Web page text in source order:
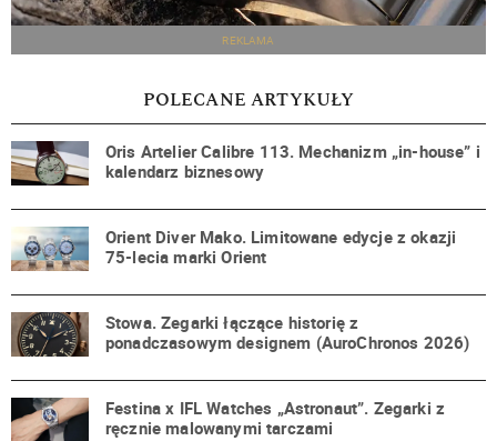
REKLAMA
POLECANE ARTYKUŁY
Oris Artelier Calibre 113. Mechanizm „in-house” i
kalendarz biznesowy
Orient Diver Mako. Limitowane edycje z okazji
75-lecia marki Orient
Stowa. Zegarki łączące historię z
ponadczasowym designem (AuroChronos 2026)
Festina x IFL Watches „Astronaut”. Zegarki z
ręcznie malowanymi tarczami